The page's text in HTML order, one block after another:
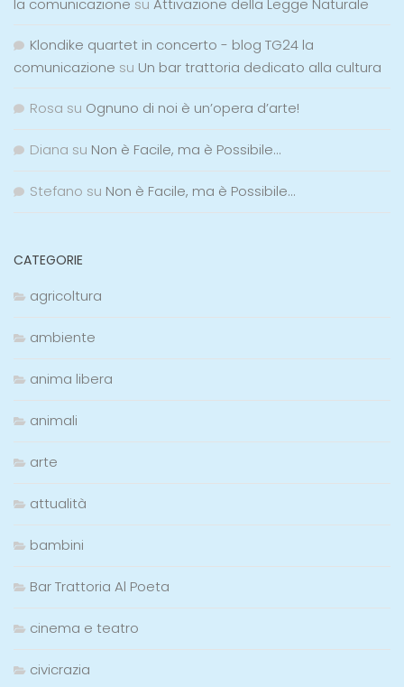
Klondike quartet in concerto - blog TG24 la
comunicazione su Un bar trattoria dedicato alla cultura
Rosa su Ognuno di noi è un’opera d’arte!
Diana su Non è Facile, ma è Possibile…
Stefano su Non è Facile, ma è Possibile…
CATEGORIE
agricoltura
ambiente
anima libera
animali
arte
attualità
bambini
Bar Trattoria Al Poeta
cinema e teatro
civicrazia